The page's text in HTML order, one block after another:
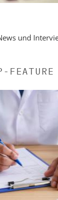
und
FEATURE